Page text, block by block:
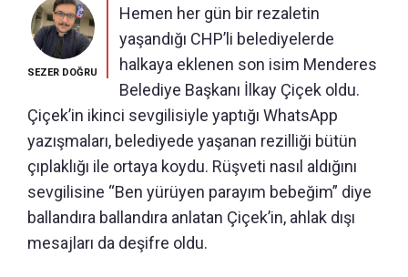
SEZER DOĞRU
Hemen her gün bir rezaletin
yaşandığı CHP’li belediyelerde
halkaya eklenen son isim Menderes
Belediye Başkanı İlkay Çiçek oldu.
Çiçek’in ikinci sevgilisiyle yaptığı WhatsApp
yazışmaları, belediyede yaşanan rezilliği bütün
çıplaklığı ile ortaya koydu. Rüşveti nasıl aldığını
sevgilisine “Ben yürüyen parayım bebeğim” diye
ballandıra ballandıra anlatan Çiçek’in, ahlak dışı
mesajları da deşifre oldu.